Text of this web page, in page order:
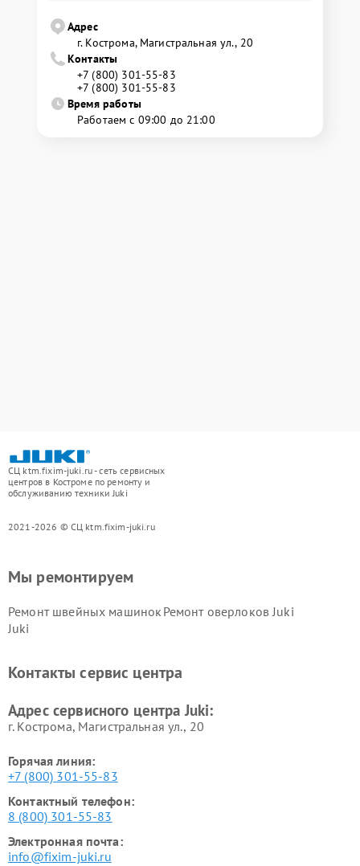
Адрес
г. Кострома, Магистральная ул., 20
Контакты
+7 (800) 301-55-83
+7 (800) 301-55-83
Время работы
Работаем с 09:00 до 21:00
СЦ ktm.fixim-juki.ru - сеть сервисных
центров в Костроме по ремонту и
обслуживанию техники Juki
2021-2026 © СЦ ktm.fixim-juki.ru
Мы ремонтируем
Ремонт швейных машинок
Juki
Ремонт оверлоков Juki
Контакты сервис центра
Адрес сервисного центра Juki:
г. Кострома, Магистральная ул., 20
Горячая линия:
+7 (800) 301-55-83
Контактный телефон:
8 (800) 301-55-83
Электронная почта:
info@fixim-juki.ru